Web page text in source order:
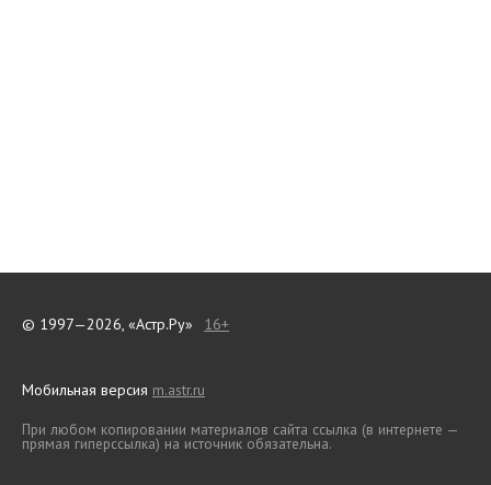
© 1997—2026, «Астр.Ру» 16+
Мобильная версия m.astr.ru
При любом копировании материалов сайта ссылка (в интернете —
прямая гиперссылка) на источник обязательна.